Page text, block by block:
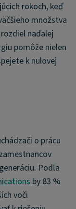
rokoch, keď
množstva
naďalej
pomôže nielen
k nulovej
o prácu
Podľa
by 83 %
voči